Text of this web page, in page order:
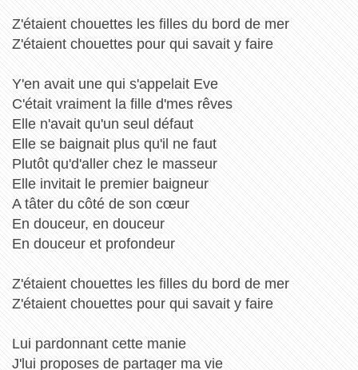
Z'étaient chouettes les filles du bord de mer
Z'étaient chouettes pour qui savait y faire
Y'en avait une qui s'appelait Eve
C'était vraiment la fille d'mes rêves
Elle n'avait qu'un seul défaut
Elle se baignait plus qu'il ne faut
Plutôt qu'd'aller chez le masseur
Elle invitait le premier baigneur
A tâter du côté de son cœur
En douceur, en douceur
En douceur et profondeur
Z'étaient chouettes les filles du bord de mer
Z'étaient chouettes pour qui savait y faire
Lui pardonnant cette manie
J'lui proposes de partager ma vie